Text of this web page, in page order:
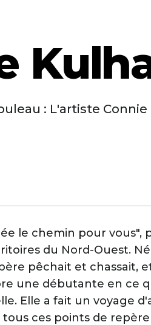
: L'artiste
le chemin pour vous",
du Nord-Ouest.
pêchait et chassait,
une débutante en ce
Elle a fait un voyage
tous ces points de